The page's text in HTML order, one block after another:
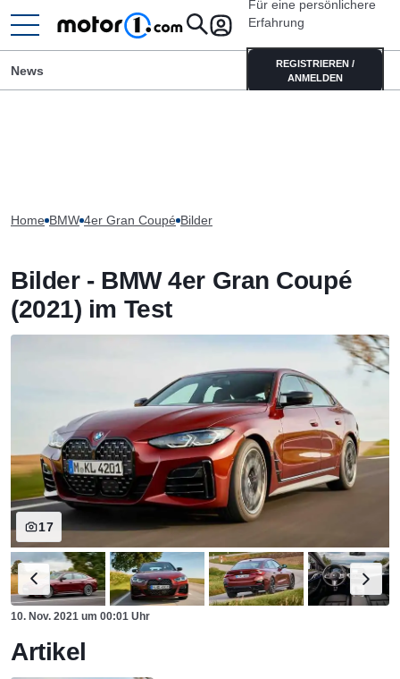
Für eine persönlichere
Erfahrung
REGISTRIEREN /
ANMELDEN
News
Home BMW 4er Gran Coupé Bilder
Bilder - BMW 4er Gran Coupé
(2021) im Test
17
10. Nov. 2021 um 00:01 Uhr
Artikel